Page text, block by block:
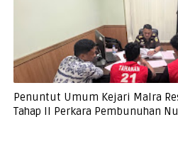
Penuntut Umum Kejari Malra
Tahap II Perkara Pembunuhan